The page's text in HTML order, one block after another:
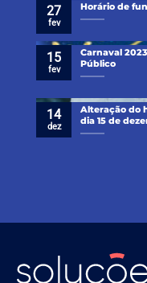
Horário de
27
fev
Carnaval
Público
15
fev
Alteração do
dia 15 de
14
dez